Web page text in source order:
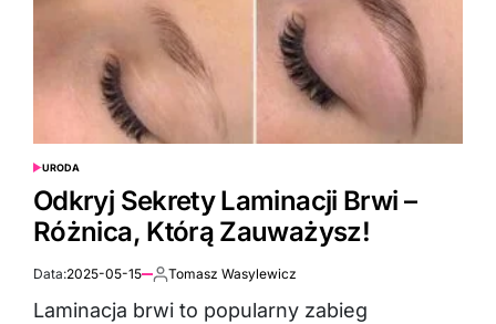
POSTED
IN
URODA
Odkryj Sekrety Laminacji Brwi –
Różnica, Którą Zauważysz!
Data:2025-05-15 Autor:
Tomasz Wasylewicz
Laminacja brwi to popularny zabieg